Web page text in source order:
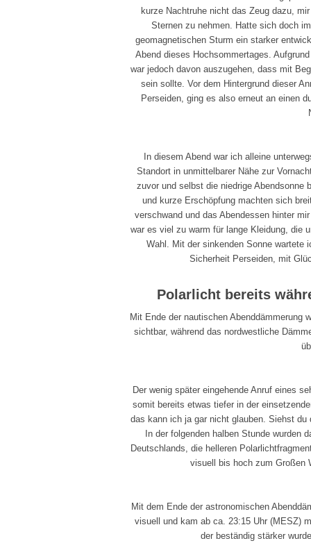
kurze Nachtruhe nicht das Zeug dazu,
Sternen zu nehmen. Hatte sich doch
geomagnetischen Sturm ein starker
Abend dieses Hochsommertages.
war jedoch davon auszugehen, dass mit
sein sollte. Vor dem Hintergrund dieser
Perseiden, ging es also erneut an einen
In diesem Abend war ich alleine
Standort in unmittelbarer Nähe zur
zuvor und selbst die niedrige Abendsonne
und kurze Erschöpfung machten sich
verschwand und das Abendessen hinter
war es viel zu warm für lange Kleidung, die
Wahl. Mit der sinkenden Sonne wartete
Sicherheit Perseiden, mit
Polarlicht bereits
Mit Ende der nautischen Abenddämmerung
sichtbar, während das nordwestliche
Der wenig später eingehende Anruf eines
somit bereits etwas tiefer in der
das kann ich ja gar nicht glauben. Siehst
In der folgenden halben Stunde wurden
Deutschlands, die helleren
visuell bis hoch zum Großen
Mit dem Ende der astronomischen
visuell und kam ab ca. 23:15 Uhr (MESZ)
der beständig stärker